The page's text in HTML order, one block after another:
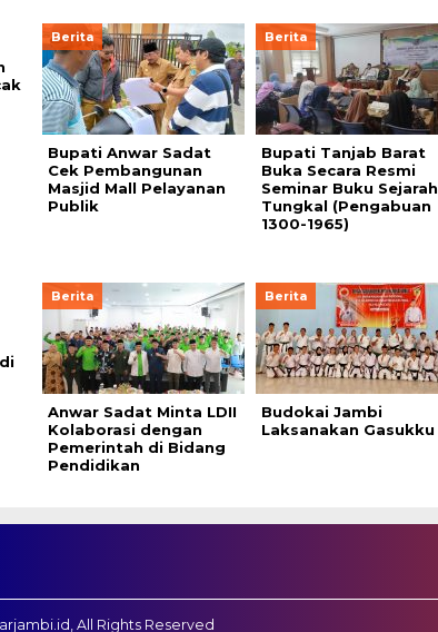
Berita
Bupati Anwar Sadat
Cek Pembangunan
Masjid Mall Pelayanan
Publik
Berita
Bupati Tanjab Barat
Buka Secara Resmi
Seminar Buku Sejarah
Tungkal (Pengabuan
1300-1965)
Berita
Anwar Sadat Minta LDII
Kolaborasi dengan
Pemerintah di Bidang
Pendidikan
Berita
Budokai Jambi
Laksanakan Gasukku
All Rights Reserved